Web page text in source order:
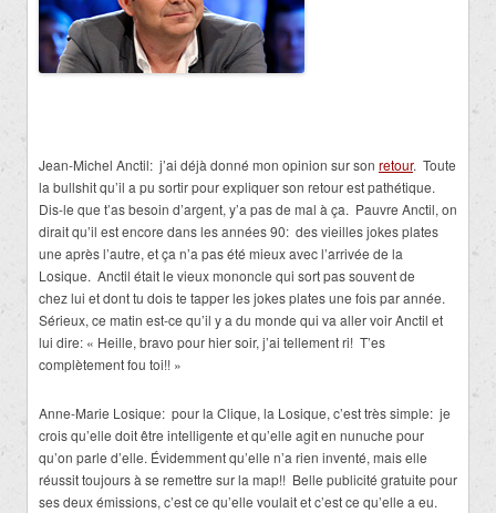
Jean-Michel Anctil: j’ai déjà donné mon opinion sur son retour. Toute
la bullshit qu’il a pu sortir pour expliquer son retour est pathétique.
Dis-le que t’as besoin d’argent, y’a pas de mal à ça. Pauvre Anctil, on
dirait qu’il est encore dans les années 90: des vieilles jokes plates
une après l’autre, et ça n’a pas été mieux avec l’arrivée de la
Losique. Anctil était le vieux mononcle qui sort pas souvent de
chez lui et dont tu dois te tapper les jokes plates une fois par année.
Sérieux, ce matin est-ce qu’il y a du monde qui va aller voir Anctil et
lui dire: « Heille, bravo pour hier soir, j’ai tellement ri! T’es
complètement fou toi!! »
Anne-Marie Losique: pour la Clique, la Losique, c’est très simple: je
crois qu’elle doit être intelligente et qu’elle agit en nunuche pour
qu’on parle d’elle. Évidemment qu’elle n’a rien inventé, mais elle
réussit toujours à se remettre sur la map!! Belle publicité gratuite pour
ses deux émissions, c’est ce qu’elle voulait et c’est ce qu’elle a eu.